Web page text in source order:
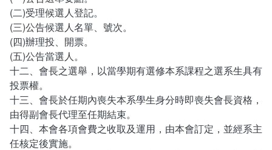
(二)受理候選人登記。
(三)公告候選人名單、號次。
(四)辦理投、開票。
(五)公告當選人。
十二、會長之選舉，以當學期有選修本系課程之選系生具有
投票權。
十三、會長於任期內喪失本系學生身分時即喪失會長資格，
由得副會長代理至任期結束。
十四、本會各項會費之收取及運用，由本會訂定，並經系主
任核定後實施。